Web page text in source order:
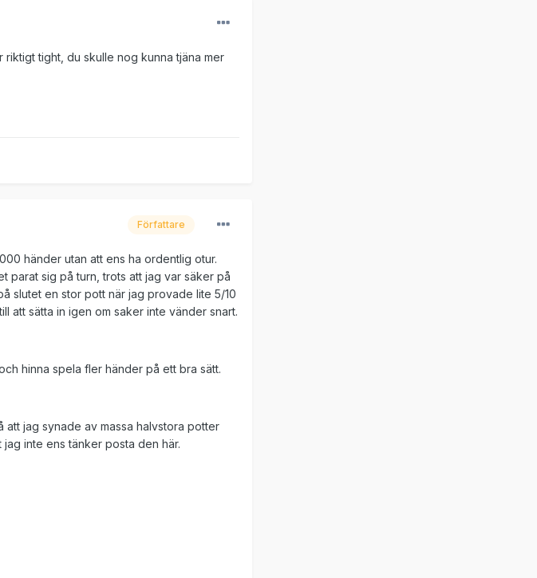
tight, du skulle nog kunna tjäna mer
Författare
händer utan att ens ha ordentlig otur.
parat sig på turn, trots att jag var säker på
slutet en stor pott när jag provade lite 5/10
att sätta in igen om saker inte vänder snart.
hinna spela fler händer på ett bra sätt.
jag synade av massa halvstora potter
inte ens tänker posta den här.